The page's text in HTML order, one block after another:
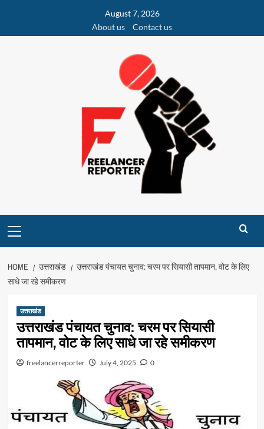
content
August 7, 2026
About us
Contact us
Menu
HOME उत्तराखंड
उत्तराखंड पंचायत चुनाव: चरम पर सियासी तापमान, वोट के लिए
साधे जा रहे समीकरण
उत्तराखंड
उत्तराखंड पंचायत चुनाव: चरम पर सियासी
तापमान, वोट के लिए साधे जा रहे समीकरण
freelancerreporter July 4, 2025 0